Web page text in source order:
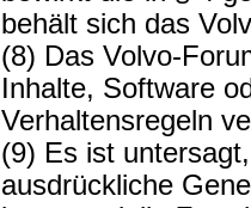
behält sich das
(8) Das Volvo-
Inhalte, Software
Verhaltensregeln
(9) Es ist
ausdrückliche